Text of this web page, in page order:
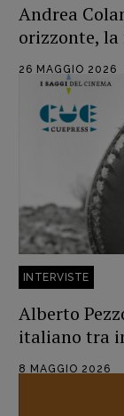
Blade
Editoria
Scienza
Zong!
Antonella
Andrea
orizzonte,
26 MAGGIO 2026
INTERVISTE
Alberto
italiano tra
8 MAGGIO 2026